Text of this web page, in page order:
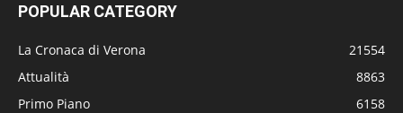
POPULAR CATEGORY
La Cronaca di Verona
21554
Attualità
8863
Primo Piano
6158